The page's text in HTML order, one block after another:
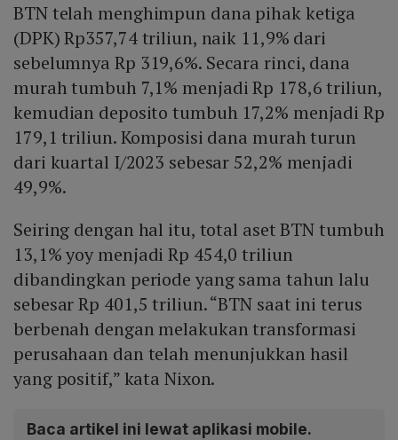
BTN telah menghimpun dana pihak ketiga
(DPK) Rp357,74 triliun, naik 11,9% dari
sebelumnya Rp 319,6%. Secara rinci, dana
murah tumbuh 7,1% menjadi Rp 178,6 triliun,
kemudian deposito tumbuh 17,2% menjadi Rp
179,1 triliun. Komposisi dana murah turun
dari kuartal I/2023 sebesar 52,2% menjadi
49,9%.
Seiring dengan hal itu, total aset BTN tumbuh
13,1% yoy menjadi Rp 454,0 triliun
dibandingkan periode yang sama tahun lalu
sebesar Rp 401,5 triliun. “BTN saat ini terus
berbenah dengan melakukan transformasi
perusahaan dan telah menunjukkan hasil
yang positif,” kata Nixon.
Baca artikel ini lewat aplikasi mobile.